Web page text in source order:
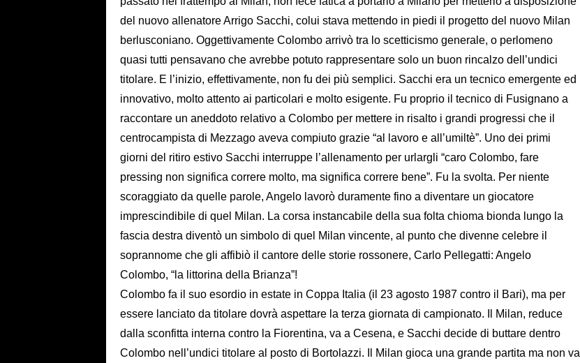
del nuovo allenatore Arrigo Sacchi, colui stava mettendo in piedi il progetto del nuovo Milan
berlusconiano. Oggettivamente Colombo arrivò tra lo scetticismo generale, o perlomeno
quasi tutti pensavano che avrebbe potuto rappresentare solo un buon rincalzo dell’undici
titolare. E l’inizio, effettivamente, non fu dei più semplici. Sacchi era un tecnico emergente ed
innovativo, molto attento ai particolari e molto esigente. Fu proprio il tecnico di Fusignano a
raccontare un aneddoto relativo a Colombo per mettere in risalto i grandi progressi che il
centrocampista di Mezzago aveva compiuto grazie “al lavoro e all’umiltè”. Uno dei primi
giorni del ritiro estivo Sacchi interruppe l’allenamento per urlargli “caro Colombo, fare
pressing non significa correre molto, ma significa correre bene”. Fu la svolta. Per niente
scoraggiato da quelle parole, Angelo lavorò duramente fino a diventare un giocatore
imprescindibile di quel Milan. La corsa instancabile della sua folta chioma bionda lungo la
fascia destra diventò un simbolo di quel Milan vincente, al punto che divenne celebre il
soprannome che gli affibiò il cantore delle storie rossonere, Carlo Pellegatti: Angelo
Colombo, “la littorina della Brianza”!
Colombo fa il suo esordio in estate in Coppa Italia (il 23 agosto 1987 contro il Bari), ma per
essere lanciato da titolare dovrà aspettare la terza giornata di campionato. Il Milan, reduce
dalla sconfitta interna contro la Fiorentina, va a Cesena, e Sacchi decide di buttare dentro
Colombo nell’undici titolare al posto di Bortolazzi. Il Milan gioca una grande partita ma non va